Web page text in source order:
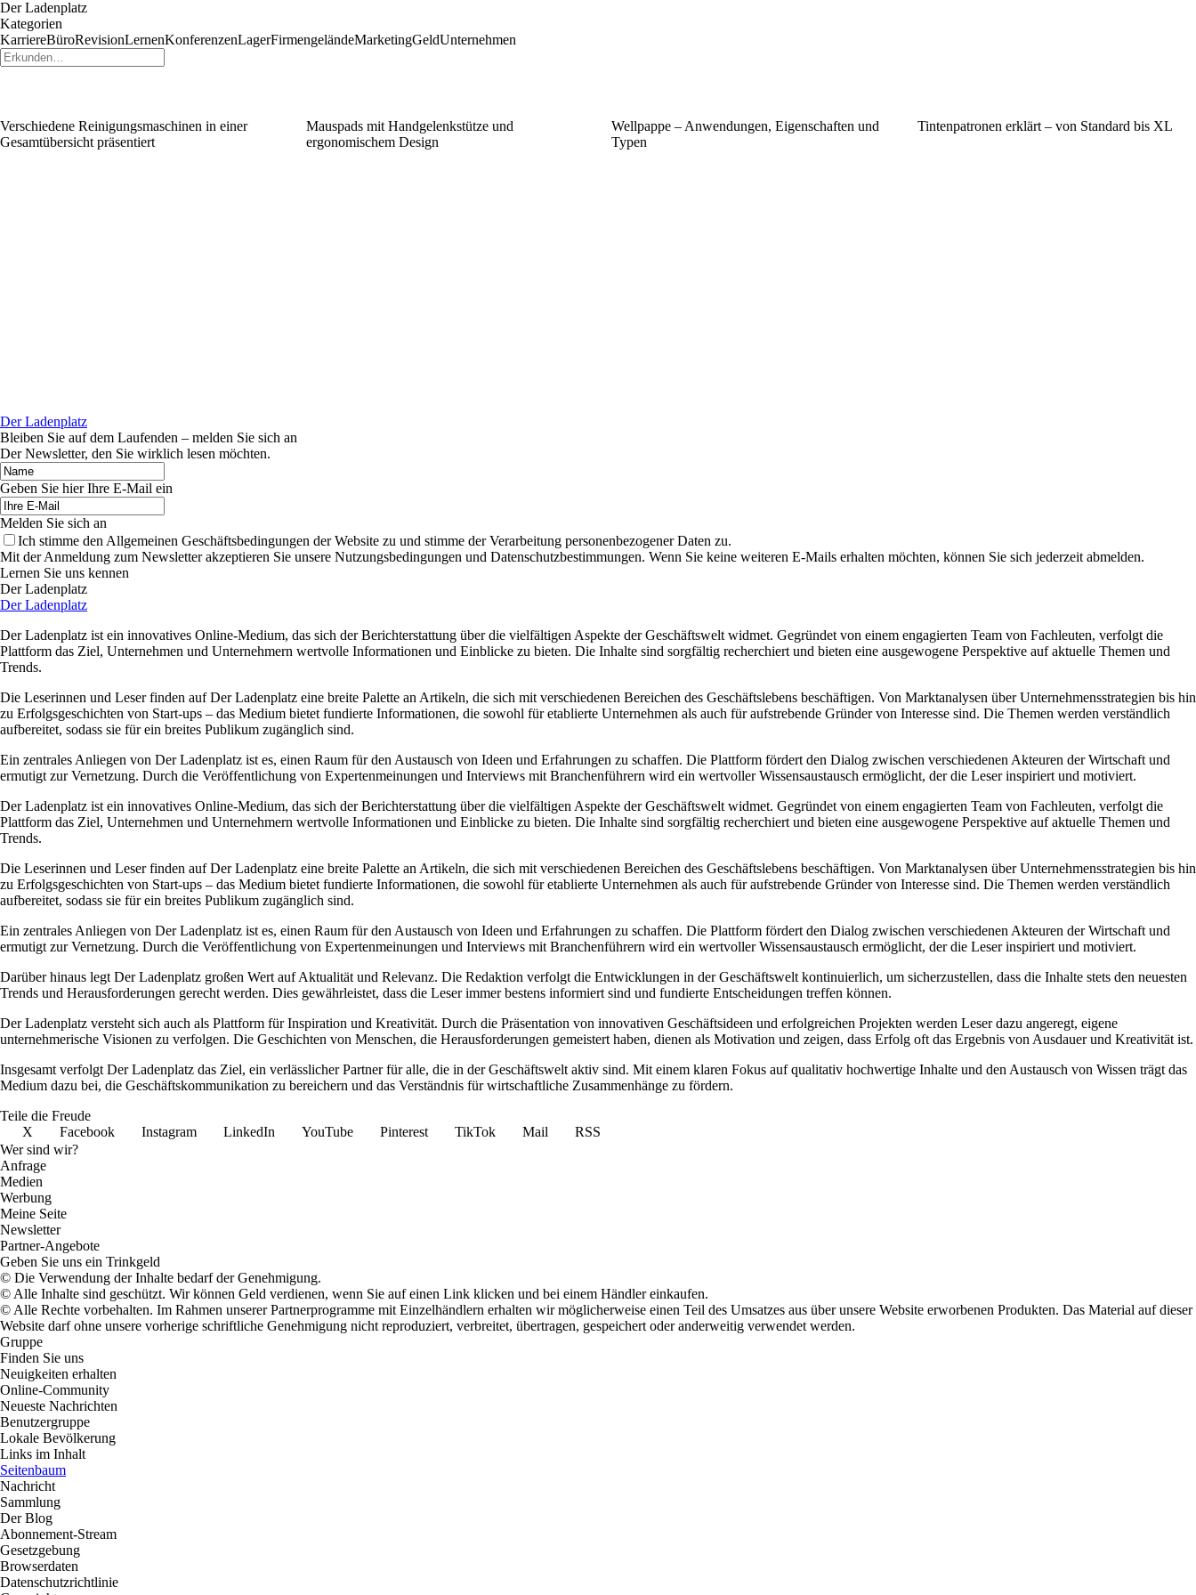
Der Ladenplatz
Kategorien
KarriereBüroRevisionLernenKonferenzenLagerFirmengeländeMarketingGeldUnternehmen
Verschiedene Reinigungsmaschinen in einer
Gesamtübersicht präsentiert
Mauspads mit Handgelenkstütze und
ergonomischem Design
Wellpappe – Anwendungen, Eigenschaften und
Typen
Tintenpatronen erklärt – von Standard bis XL
Der Ladenplatz
Bleiben Sie auf dem Laufenden – melden Sie sich an
Der Newsletter, den Sie wirklich lesen möchten.
Geben Sie hier Ihre E-Mail ein
Melden Sie sich an
Ich stimme den Allgemeinen Geschäftsbedingungen der Website zu und stimme der Verarbeitung personenbezogener Daten zu.
Mit der Anmeldung zum Newsletter akzeptieren Sie unsere Nutzungsbedingungen und Datenschutzbestimmungen. Wenn Sie keine weiteren E-Mails erhalten möchten, können Sie sich jederzeit abmelden.
Lernen Sie uns kennen
Der Ladenplatz
Der Ladenplatz
Der Ladenplatz ist ein innovatives Online-Medium, das sich der Berichterstattung über die vielfältigen Aspekte der Geschäftswelt widmet. Gegründet von einem engagierten Team von Fachleuten, verfolgt die
Plattform das Ziel, Unternehmen und Unternehmern wertvolle Informationen und Einblicke zu bieten. Die Inhalte sind sorgfältig recherchiert und bieten eine ausgewogene Perspektive auf aktuelle Themen und
Trends.
Die Leserinnen und Leser finden auf Der Ladenplatz eine breite Palette an Artikeln, die sich mit verschiedenen Bereichen des Geschäftslebens beschäftigen. Von Marktanalysen über Unternehmensstrategien bis hin
zu Erfolgsgeschichten von Start-ups – das Medium bietet fundierte Informationen, die sowohl für etablierte Unternehmen als auch für aufstrebende Gründer von Interesse sind. Die Themen werden verständlich
aufbereitet, sodass sie für ein breites Publikum zugänglich sind.
Ein zentrales Anliegen von Der Ladenplatz ist es, einen Raum für den Austausch von Ideen und Erfahrungen zu schaffen. Die Plattform fördert den Dialog zwischen verschiedenen Akteuren der Wirtschaft und
ermutigt zur Vernetzung. Durch die Veröffentlichung von Expertenmeinungen und Interviews mit Branchenführern wird ein wertvoller Wissensaustausch ermöglicht, der die Leser inspiriert und motiviert.
Der Ladenplatz ist ein innovatives Online-Medium, das sich der Berichterstattung über die vielfältigen Aspekte der Geschäftswelt widmet. Gegründet von einem engagierten Team von Fachleuten, verfolgt die
Plattform das Ziel, Unternehmen und Unternehmern wertvolle Informationen und Einblicke zu bieten. Die Inhalte sind sorgfältig recherchiert und bieten eine ausgewogene Perspektive auf aktuelle Themen und
Trends.
Die Leserinnen und Leser finden auf Der Ladenplatz eine breite Palette an Artikeln, die sich mit verschiedenen Bereichen des Geschäftslebens beschäftigen. Von Marktanalysen über Unternehmensstrategien bis hin
zu Erfolgsgeschichten von Start-ups – das Medium bietet fundierte Informationen, die sowohl für etablierte Unternehmen als auch für aufstrebende Gründer von Interesse sind. Die Themen werden verständlich
aufbereitet, sodass sie für ein breites Publikum zugänglich sind.
Ein zentrales Anliegen von Der Ladenplatz ist es, einen Raum für den Austausch von Ideen und Erfahrungen zu schaffen. Die Plattform fördert den Dialog zwischen verschiedenen Akteuren der Wirtschaft und
ermutigt zur Vernetzung. Durch die Veröffentlichung von Expertenmeinungen und Interviews mit Branchenführern wird ein wertvoller Wissensaustausch ermöglicht, der die Leser inspiriert und motiviert.
Darüber hinaus legt Der Ladenplatz großen Wert auf Aktualität und Relevanz. Die Redaktion verfolgt die Entwicklungen in der Geschäftswelt kontinuierlich, um sicherzustellen, dass die Inhalte stets den neuesten
Trends und Herausforderungen gerecht werden. Dies gewährleistet, dass die Leser immer bestens informiert sind und fundierte Entscheidungen treffen können.
Der Ladenplatz versteht sich auch als Plattform für Inspiration und Kreativität. Durch die Präsentation von innovativen Geschäftsideen und erfolgreichen Projekten werden Leser dazu angeregt, eigene
unternehmerische Visionen zu verfolgen. Die Geschichten von Menschen, die Herausforderungen gemeistert haben, dienen als Motivation und zeigen, dass Erfolg oft das Ergebnis von Ausdauer und Kreativität ist.
Insgesamt verfolgt Der Ladenplatz das Ziel, ein verlässlicher Partner für alle, die in der Geschäftswelt aktiv sind. Mit einem klaren Fokus auf qualitativ hochwertige Inhalte und den Austausch von Wissen trägt das
Medium dazu bei, die Geschäftskommunikation zu bereichern und das Verständnis für wirtschaftliche Zusammenhänge zu fördern.
Teile die Freude
X
Facebook Instagram LinkedIn YouTube Pinterest TikTok Mail
RSS
Wer sind wir?
Anfrage
Medien
Werbung
Meine Seite
Newsletter
Partner-Angebote
Geben Sie uns ein Trinkgeld
© Die Verwendung der Inhalte bedarf der Genehmigung.
© Alle Inhalte sind geschützt. Wir können Geld verdienen, wenn Sie auf einen Link klicken und bei einem Händler einkaufen.
© Alle Rechte vorbehalten. Im Rahmen unserer Partnerprogramme mit Einzelhändlern erhalten wir möglicherweise einen Teil des Umsatzes aus über unsere Website erworbenen Produkten. Das Material auf dieser
Website darf ohne unsere vorherige schriftliche Genehmigung nicht reproduziert, verbreitet, übertragen, gespeichert oder anderweitig verwendet werden.
Gruppe
Finden Sie uns
Neuigkeiten erhalten
Online-Community
Neueste Nachrichten
Benutzergruppe
Lokale Bevölkerung
Links im Inhalt
Seitenbaum
Nachricht
Sammlung
Der Blog
Abonnement-Stream
Gesetzgebung
Browserdaten
Datenschutzrichtlinie